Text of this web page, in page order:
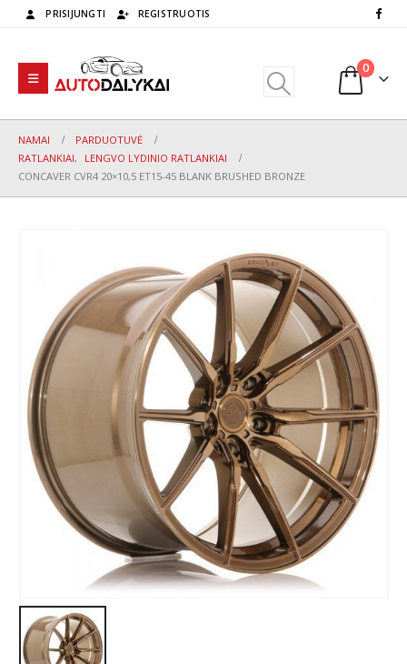
PRISIJUNGTI REGISTRUOTIS
0
NAMAI
PARDUOTUVĖ
RATLANKIAI,
LENGVO LYDINIO RATLANKIAI
CONCAVER CVR4 20×10,5 ET15-45 BLANK BRUSHED BRONZE